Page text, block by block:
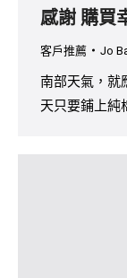
感謝 購買
客戶推薦 Jo
南部天氣，就
天只要鋪上純